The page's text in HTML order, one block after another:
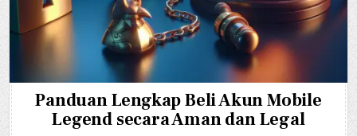
Panduan Lengkap Beli Akun Mobile
Legend secara Aman dan Legal